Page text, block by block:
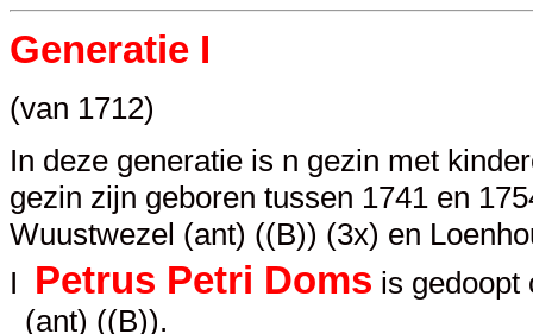
Generatie I
(van 1712)
In deze generatie is n gezin met
gezin zijn geboren tussen 1741 en
Wuustwezel (ant) ((B)) (3x) en
I Petrus Petri Doms is gedoopt
(ant) ((B)).